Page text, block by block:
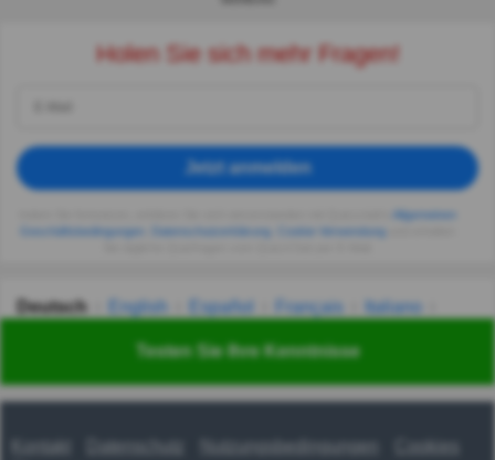
Testen Sie Ihre Kenntnisse
Holen Sie sich mehr Fragen!
Jetzt anmelden
Allgemeinen
Geschäftsbedingungen
Datenschutzerklärung Cookie-Verwendung
Deutsch English Español Français
Italiano
Українська हिन्दी 한국어 汉语
Kontakt Nutzungsbedingungen